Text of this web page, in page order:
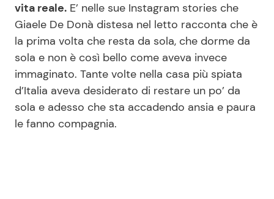
Festività Ricette per Bambini
Seguici
vita reale. E’ nelle sue Instagram stories che
Giaele De Donà distesa nel letto racconta che è
la prima volta che resta da sola, che dorme da
sola e non è così bello come aveva invece
immaginato. Tante volte nella casa più spiata
d’Italia aveva desiderato di restare un po’ da
sola e adesso che sta accadendo ansia e paura
le fanno compagnia.